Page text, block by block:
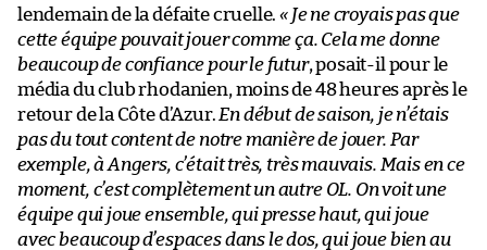
lendemain de la défaite cruelle.« Je ne croyais pas que
cette équipe pouvait jouer comme ça. Cela me donne
beaucoup de confiance pour le futur, posait-il pour le
média du club rhodanien, moins de 48 heures après le
retour de la Côte d’Azur. En début de saison, je n’étais
pas du tout content de notre manière de jouer. Par
exemple, à Angers, c’était très, très mauvais. Mais en ce
moment, c’est complètement un autre OL. On voit une
équipe qui joue ensemble, qui presse haut, qui joue
avec beaucoup d’espaces dans le dos, qui joue bien au